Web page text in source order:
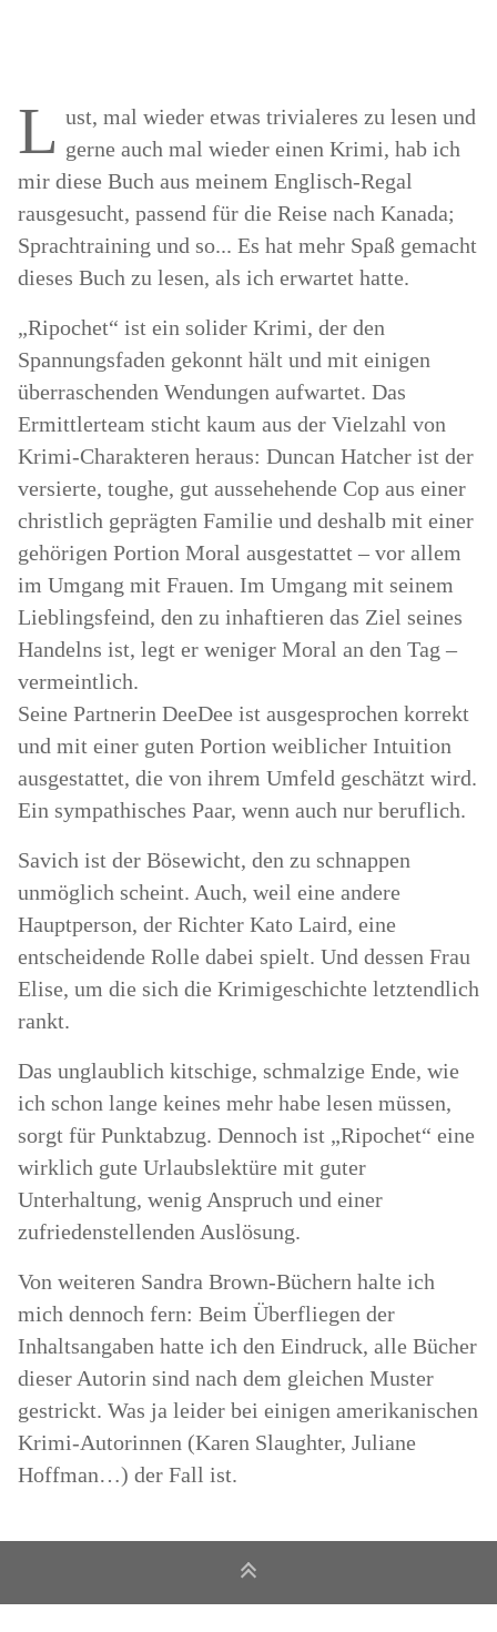
L ust, mal wieder etwas trivialeres zu lesen und
gerne auch mal wieder einen Krimi, hab ich
mir diese Buch aus meinem Englisch-Regal
rausgesucht, passend für die Reise nach Kanada;
Sprachtraining und so... Es hat mehr Spaß gemacht
dieses Buch zu lesen, als ich erwartet hatte.
„Ripochet“ ist ein solider Krimi, der den
Spannungsfaden gekonnt hält und mit einigen
überraschenden Wendungen aufwartet. Das
Ermittlerteam sticht kaum aus der Vielzahl von
Krimi-Charakteren heraus: Duncan Hatcher ist der
versierte, toughe, gut aussehehende Cop aus einer
christlich geprägten Familie und deshalb mit einer
gehörigen Portion Moral ausgestattet – vor allem
im Umgang mit Frauen. Im Umgang mit seinem
Lieblingsfeind, den zu inhaftieren das Ziel seines
Handelns ist, legt er weniger Moral an den Tag –
vermeintlich.
Seine Partnerin DeeDee ist ausgesprochen korrekt
und mit einer guten Portion weiblicher Intuition
ausgestattet, die von ihrem Umfeld geschätzt wird.
Ein sympathisches Paar, wenn auch nur beruflich.
Savich ist der Bösewicht, den zu schnappen
unmöglich scheint. Auch, weil eine andere
Hauptperson, der Richter Kato Laird, eine
entscheidende Rolle dabei spielt. Und dessen Frau
Elise, um die sich die Krimigeschichte letztendlich
rankt.
Das unglaublich kitschige, schmalzige Ende, wie
ich schon lange keines mehr habe lesen müssen,
sorgt für Punktabzug. Dennoch ist „Ripochet“ eine
wirklich gute Urlaubslektüre mit guter
Unterhaltung, wenig Anspruch und einer
zufriedenstellenden Auslösung.
Von weiteren Sandra Brown-Büchern halte ich
mich dennoch fern: Beim Überfliegen der
Inhaltsangaben hatte ich den Eindruck, alle Bücher
dieser Autorin sind nach dem gleichen Muster
gestrickt. Was ja leider bei einigen amerikanischen
Krimi-Autorinnen (Karen Slaughter, Juliane
Hoffman…) der Fall ist.